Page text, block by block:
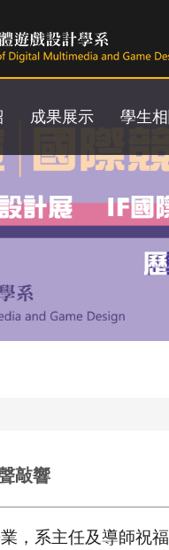
成果展示 學生
敲響
，系主任及導師祝